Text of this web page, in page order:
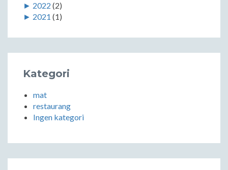
► 2022 (2)
► 2021 (1)
Kategori
mat
restaurang
Ingen kategori